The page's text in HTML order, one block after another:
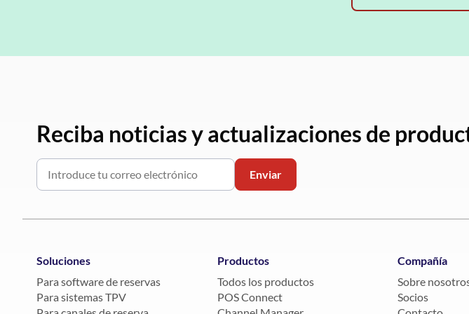
Reciba noticias y actualizaciones de
Soluciones
Para software de reservas
Para sistemas TPV
Productos
Todos los productos
POS Connect
Compañía
Sobre
Socios